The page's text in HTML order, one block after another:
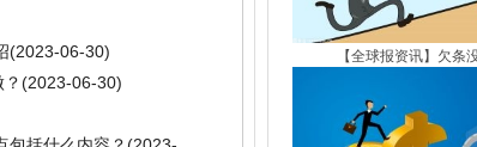
(2023-06-30)
(2023-06-30)
【全球报资讯】欠条